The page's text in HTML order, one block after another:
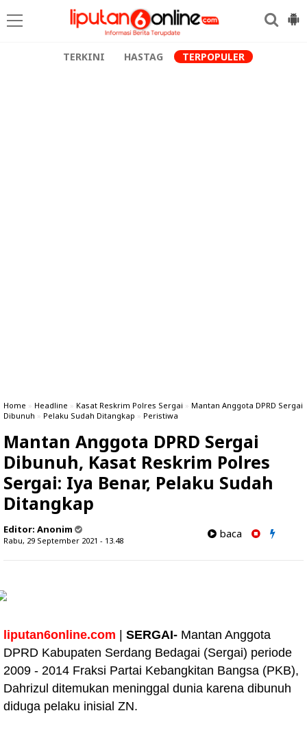
TERKINI HASTAG TERPOPULER
Home » Headline » Kasat Reskrim Polres Sergai » Mantan Anggota DPRD Sergai
Dibunuh » Pelaku Sudah Ditangkap » Peristiwa
Mantan Anggota DPRD Sergai
Dibunuh, Kasat Reskrim Polres
Sergai: Iya Benar, Pelaku Sudah
Ditangkap
Editor: Anonim
Rabu, 29 September 2021 - 13.48
baca
liputan6online.com SERGAI- Mantan Anggota
DPRD Kabupaten Serdang Bedagai (Sergai) periode
2009 - 2014 Fraksi Partai Kebangkitan Bangsa (PKB),
Dahrizul ditemukan meninggal dunia karena dibunuh
diduga pelaku inisial ZN.